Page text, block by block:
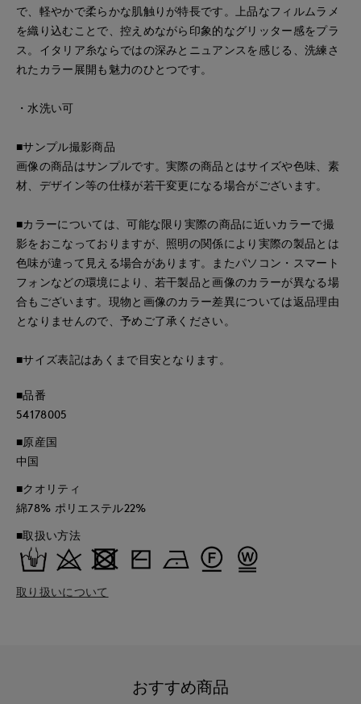
で、軽やかで柔らかな肌触りが特長です。上品なフィルムラメ
を織り込むことで、控えめながら印象的なグリッター感をプラ
ス。イタリア糸ならではの深みとニュアンスを感じる、洗練さ
れたカラー展開も魅力のひとつです。
・水洗い可
■サンプル撮影商品
画像の商品はサンプルです。実際の商品とはサイズや色味、素
材、デザイン等の仕様が若干変更になる場合がございます。
■カラーについては、可能な限り実際の商品に近いカラーで撮
影をおこなっておりますが、照明の関係により実際の製品とは
色味が違って見える場合があります。またパソコン・スマート
フォンなどの環境により、若干製品と画像のカラーが異なる場
合もございます。現物と画像のカラー差異については返品理由
となりませんので、予めご了承ください。
■サイズ表記はあくまで目安となります。
■品番
54178005
■原産国
中国
■クオリティ
綿78% ポリエステル22%
■取扱い方法
取り扱いについて
おすすめ商品